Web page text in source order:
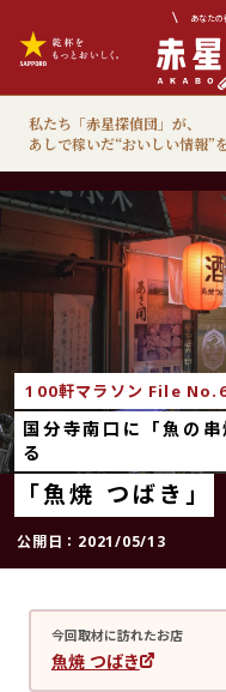
あなたの
私たち「赤星探偵団」が、
あしで稼いだ“おいしい情報”
100軒マラソン File
国分寺南口に「魚の
る
「魚焼 つばき」
公開日： 2021/05/13
今回取材に訪れたお店
魚焼 つばき